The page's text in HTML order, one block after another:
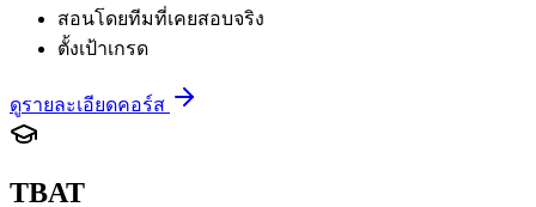
สอนโดยทีมที่เคยสอบจริง
ตั้งเป้าเกรด
ดูรายละเอียดคอร์ส
TBAT